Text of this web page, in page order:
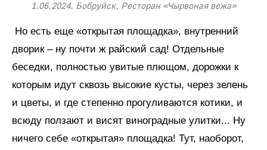
1.06.2024. Бобруйск. Ресторан «Чырвоная вежа»
Но есть еще «открытая площадка», внутренний
дворик – ну почти ж райский сад! Отдельные
беседки, полностью увитые плющом, дорожки к
которым идут сквозь высокие кусты, через зелень
и цветы, и где степенно прогуливаются котики, и
всюду ползают и висят виноградные улитки... Ну
ничего себе «открытая» площадка! Тут, наоборот,